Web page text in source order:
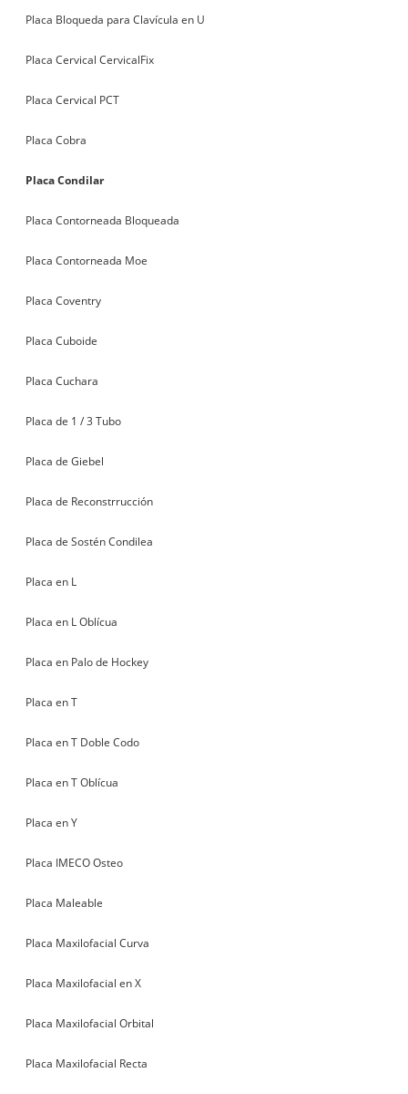
Placa Bloqueda para Clavícula en U
Placa Cervical CervicalFix
Placa Cervical PCT
Placa Cobra
Placa Condilar
Placa Contorneada Bloqueada
Placa Contorneada Moe
Placa Coventry
Placa Cuboide
Placa Cuchara
Placa de 1 / 3 Tubo
Placa de Giebel
Placa de Reconstrrucción
Placa de Sostén Condilea
Placa en L
Placa en L Oblícua
Placa en Palo de Hockey
Placa en T
Placa en T Doble Codo
Placa en T Oblícua
Placa en Y
Placa IMECO Osteo
Placa Maleable
Placa Maxilofacial Curva
Placa Maxilofacial en X
Placa Maxilofacial Orbital
Placa Maxilofacial Recta